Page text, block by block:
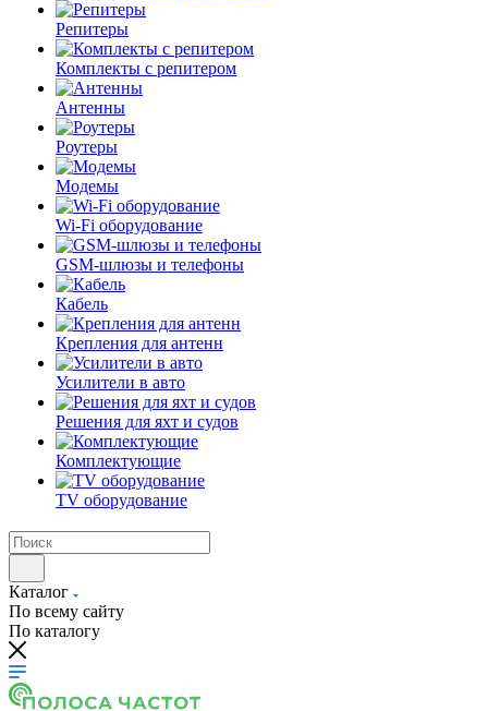
Репитеры
Комплекты с репитером
Антенны
Роутеры
Модемы
Wi-Fi оборудование
GSM-шлюзы и телефоны
Кабель
Крепления для антенн
Усилители в авто
Решения для яхт и судов
Комплектующие
TV оборудование
Каталог
По всему сайту
По каталогу